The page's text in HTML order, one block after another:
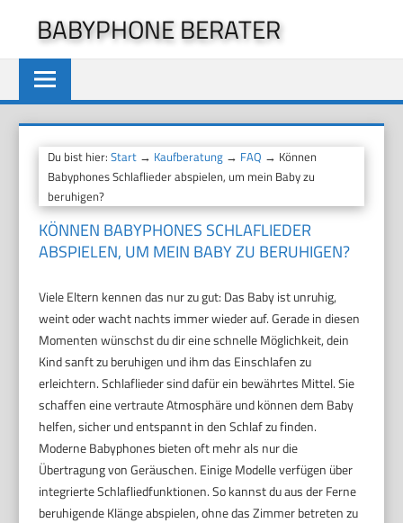
springen
BABYPHONE BERATER
Du bist hier:Start → Kaufberatung → FAQ → Können
Babyphones Schlaflieder abspielen, um mein Baby zu
beruhigen?
KÖNNEN BABYPHONES SCHLAFLIEDER
ABSPIELEN, UM MEIN BABY ZU BERUHIGEN?
Viele Eltern kennen das nur zu gut: Das Baby ist unruhig,
weint oder wacht nachts immer wieder auf. Gerade in diesen
Momenten wünschst du dir eine schnelle Möglichkeit, dein
Kind sanft zu beruhigen und ihm das Einschlafen zu
erleichtern. Schlaflieder sind dafür ein bewährtes Mittel. Sie
schaffen eine vertraute Atmosphäre und können dem Baby
helfen, sicher und entspannt in den Schlaf zu finden.
Moderne Babyphones bieten oft mehr als nur die
Übertragung von Geräuschen. Einige Modelle verfügen über
integrierte Schlafliedfunktionen. So kannst du aus der Ferne
beruhigende Klänge abspielen, ohne das Zimmer betreten zu